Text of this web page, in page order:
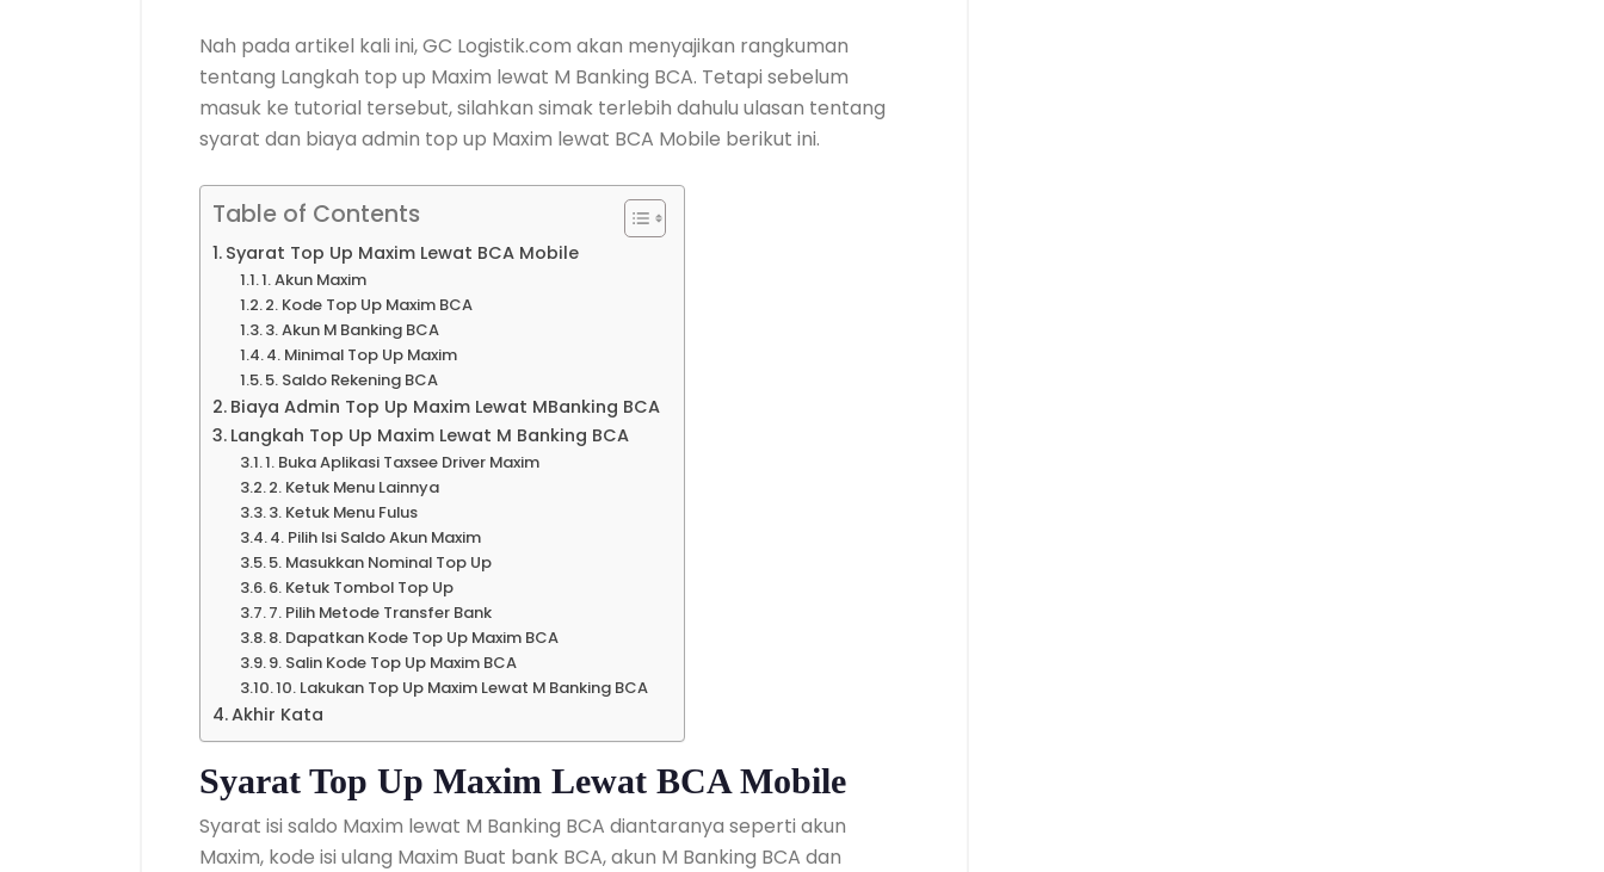
Nah pada artikel kali ini, GC Logistik.com akan menyajikan rangkuman
tentang Langkah top up Maxim lewat M Banking BCA. Tetapi sebelum
masuk ke tutorial tersebut, silahkan simak terlebih dahulu ulasan tentang
syarat dan biaya admin top up Maxim lewat BCA Mobile berikut ini.
Table of Contents
Syarat Top Up Maxim Lewat BCA Mobile
1. Akun Maxim
2. Kode Top Up Maxim BCA
3. Akun M Banking BCA
4. Minimal Top Up Maxim
5. Saldo Rekening BCA
Biaya Admin Top Up Maxim Lewat MBanking BCA
Langkah Top Up Maxim Lewat M Banking BCA
1. Buka Aplikasi Taxsee Driver Maxim
2. Ketuk Menu Lainnya
3. Ketuk Menu Fulus
4. Pilih Isi Saldo Akun Maxim
5. Masukkan Nominal Top Up
6. Ketuk Tombol Top Up
7. Pilih Metode Transfer Bank
8. Dapatkan Kode Top Up Maxim BCA
9. Salin Kode Top Up Maxim BCA
10. Lakukan Top Up Maxim Lewat M Banking BCA
Akhir Kata
Syarat Top Up Maxim Lewat BCA Mobile
Syarat isi saldo Maxim lewat M Banking BCA diantaranya seperti akun
Maxim, kode isi ulang Maxim Buat bank BCA, akun M Banking BCA dan